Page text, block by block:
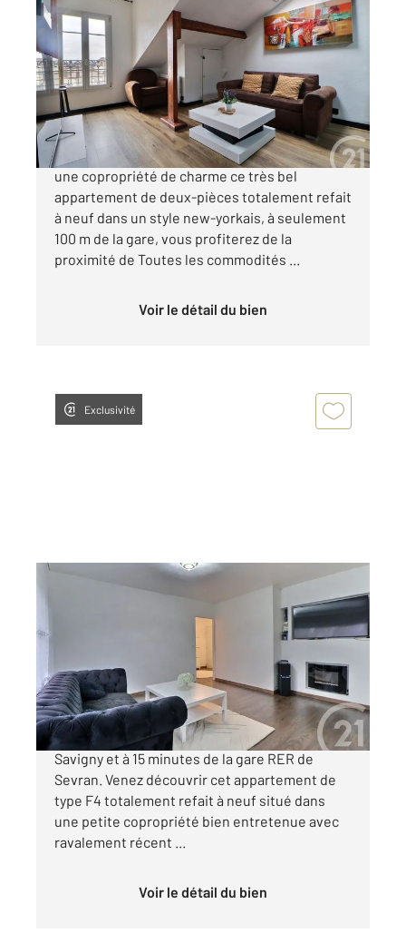
AULNAY SOUS BOIS 93
39,41 m2 , 2 pièces
Ref : 813
Appartement F2 à vendre
155 000 €
AULNAY CENTRE GARE. Venez découvrir dans
une copropriété de charme ce très bel
appartement de deux-pièces totalement refait
à neuf dans un style new-yorkais, à seulement
100 m de la gare, vous profiterez de la
proximité de Toutes les commodités ...
Voir le détail du bien
Exclusivité
AULNAY SOUS BOIS 93
Appartement F4 à vendre
165 000 €
AULNAY SOUS BOIS, au pied du groupe scolaire
Savigny et à 15 minutes de la gare RER de
Sevran. Venez découvrir cet appartement de
type F4 totalement refait à neuf situé dans
une petite copropriété bien entretenue avec
ravalement récent ...
Voir le détail du bien